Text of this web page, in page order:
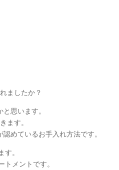
ましたか？
思います。
ます。
めているお手入れ方法です。
。
メントです。